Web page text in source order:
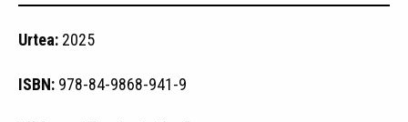
Urtea: 2025
ISBN: 978-84-9868-941-9